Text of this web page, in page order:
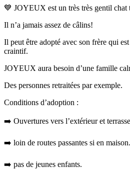
💙 JOYEUX est un très très gentil chat
Il n’a jamais assez de câlins!
Il peut être adopté avec son frère qui
craintif.
JOYEUX aura besoin d’une famille
Des personnes retraitées par exemple.
Conditions d’adoption :
➡️ Ouvertures vers l’extérieur et
➡️ loin de routes passantes si en maison.
➡️ pas de jeunes enfants.